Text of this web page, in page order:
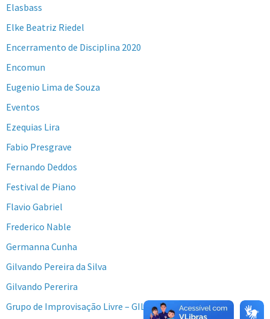
Elasbass
Elke Beatriz Riedel
Encerramento de Disciplina 2020
Encomun
Eugenio Lima de Souza
Eventos
Ezequias Lira
Fabio Presgrave
Fernando Deddos
Festival de Piano
Flavio Gabriel
Frederico Nable
Germanna Cunha
Gilvando Pereira da Silva
Gilvando Pererira
Grupo de Improvisação Livre – GIL